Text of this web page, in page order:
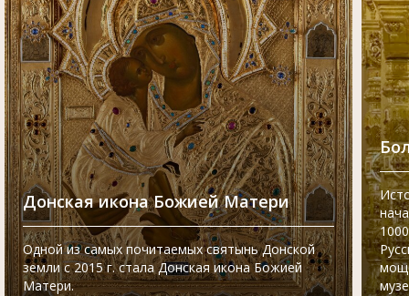
Донская икона Божией Матери
Одной из самых почитаемых святынь Донской
земли с 2015 г. стала Донская икона Божией
Матери.